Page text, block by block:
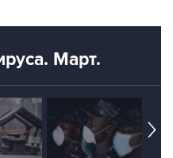
Март.